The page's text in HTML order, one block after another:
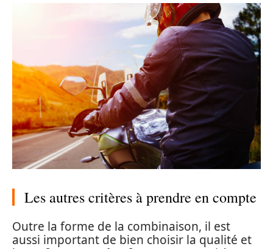
Les autres critères à prendre en compte
Outre la forme de la combinaison, il est
aussi important de bien choisir la qualité et